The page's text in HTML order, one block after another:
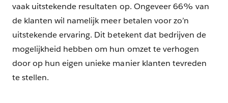
vaak uitstekende resultaten op. Ongeveer 66% van
de klanten wil namelijk meer betalen voor zo’n
uitstekende ervaring. Dit betekent dat bedrijven de
mogelijkheid hebben om hun omzet te verhogen
door op hun eigen unieke manier klanten tevreden
te stellen.